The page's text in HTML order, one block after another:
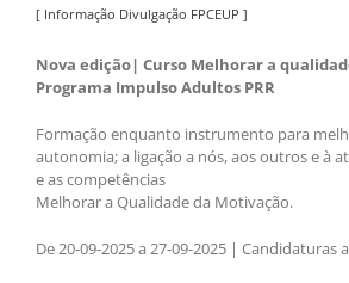
[ Informação Divulgação FPCEUP ]
Nova edição| Curso Melhorar a
Programa Impulso Adultos PRR
Formação enquanto instrumento para
autonomia; a ligação a nós, aos outros e à
e as competências
Melhorar a Qualidade da Motivação.
De 20-09-2025 a 27-09-2025 | Candidaturas